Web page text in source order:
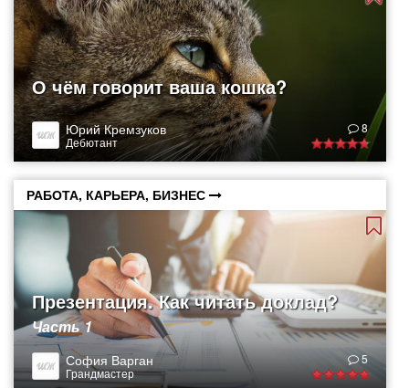
О чём говорит ваша кошка?
Юрий Кремзуков
Дебютант
8
РАБОТА, КАРЬЕРА, БИЗНЕС
Презентация. Как читать доклад?
Часть 1
София Варган
Грандмастер
5